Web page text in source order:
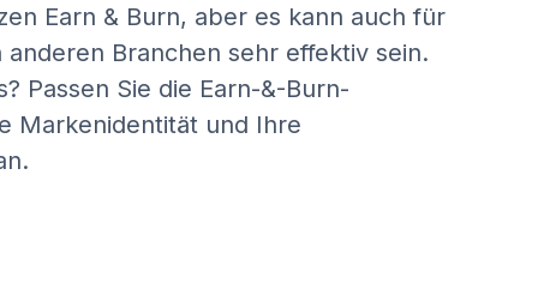
Earn & Burn, aber es kann auch für
anderen Branchen sehr effektiv sein.
Passen Sie die Earn-&-Burn-
Markenidentität und Ihre